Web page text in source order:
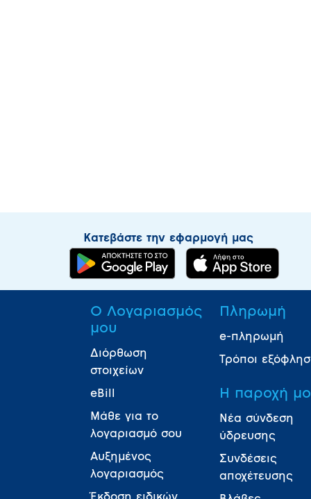
Κατεβάστε την εφαρμογή μας
Ο Λογαριασμός
μου
Διόρθωση
στοιχείων
eBill
Μάθε για το
λογαριασμό σου
Αυξημένος
λογαριασμός
Πληρωμή
e-πληρωμή
Τρόποι
Η παροχή
Νέα σύνδεση
ύδρευσης
Συνδέσεις
αποχέτευσης